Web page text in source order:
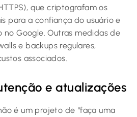
que criptografam os
para a confiança do usuário e
no Google. Outras medidas de
e backups regulares,
associados.
e atualizações
é um projeto de “faça uma